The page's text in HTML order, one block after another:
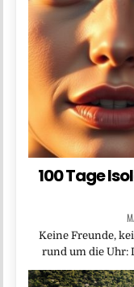
100 Tage
Keine Freunde,
rund um die Uhr: